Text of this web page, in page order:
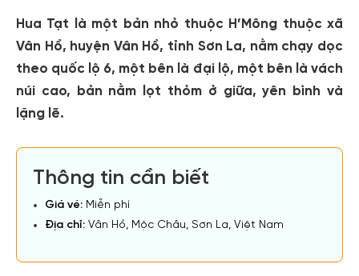
Hua Tạt là một bản nhỏ thuộc H’Mông thuộc xã
Vân Hồ, huyện Vân Hồ, tỉnh Sơn La, nằm chạy dọc
theo quốc lộ 6, một bên là đại lộ, một bên là vách
núi cao, bản nằm lọt thỏm ở giữa, yên bình và
lặng lẽ.
Thông tin cần biết
Giá vé: Miễn phí
Địa chỉ: Vân Hồ, Mộc Châu, Sơn La, Việt Nam